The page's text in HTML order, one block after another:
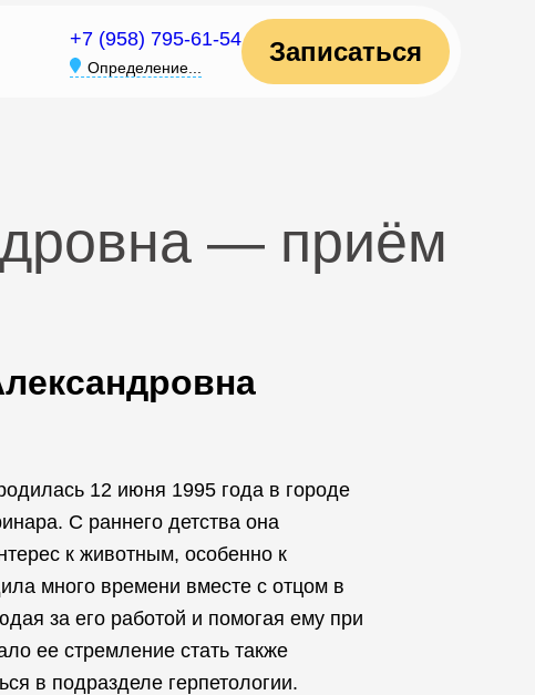
+7 (958) 795-61-54
Определение...
Записаться
— приём
12 июня 1995 года в городе
С раннего детства она
к животным, особенно к
много времени вместе с отцом в
за его работой и помогая ему при
ее стремление стать также
в подразделе герпетологии.